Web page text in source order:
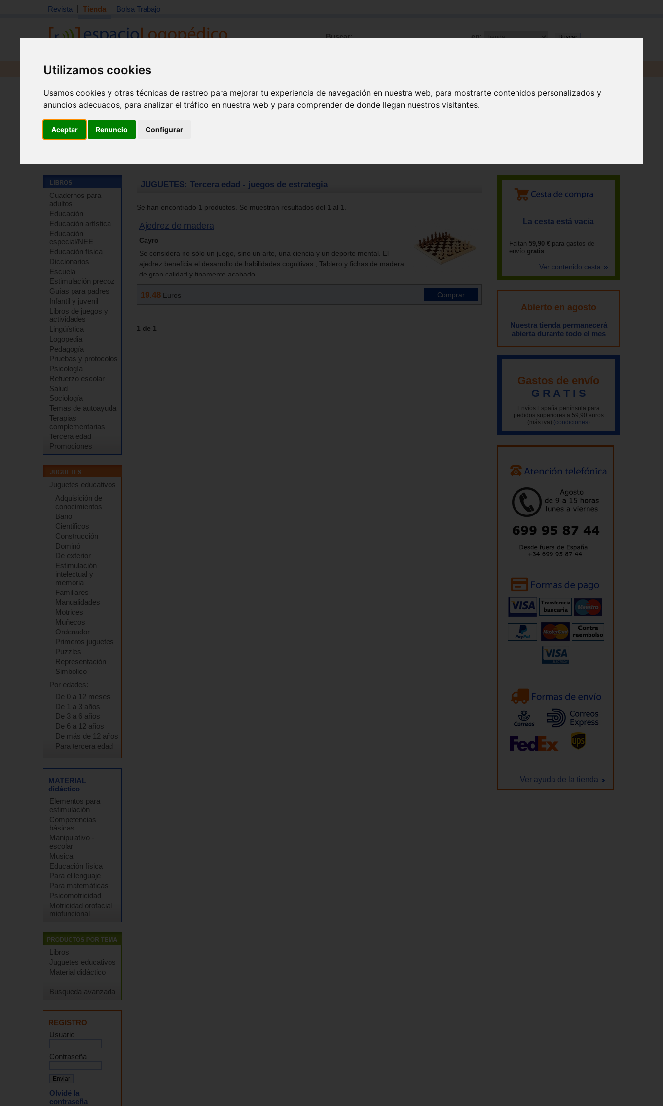
Utilizamos cookies
Usamos cookies y otras técnicas de rastreo para mejorar tu experiencia de navegación en nuestra web, para mostrarte contenidos personalizados y
anuncios adecuados, para analizar el tráfico en nuestra web y para comprender de donde llegan nuestros visitantes.
Aceptar Renuncio Configurar
Revista Tienda Bolsa Trabajo
Buscar: en:
Revista Libros Material
Cuadernos para
adultos
Educación
Educación artística
Educación
especial/NEE
Educación física
Diccionarios
Escuela
Estimulación precoz
Guías para padres
Infantil y juvenil
Libros de juegos y
actividades
Lingüística
Logopedia
Pedagogía
Pruebas y protocolos
Psicología
Refuerzo escolar
Salud
Sociología
Temas de autoayuda
Terapias
complementarias
Tercera edad
Promociones
Juguetes educativos
Adquisición de
conocimientos
Baño
Científicos
Construcción
Dominó
De exterior
Estimulación
intelectual y
memoria
Familiares
Manualidades
Motrices
Muñecos
Ordenador
Primeros juguetes
Puzzles
Representación
Simbólico
Por edades:
De 0 a 12 meses
De 1 a 3 años
De 3 a 6 años
De 6 a 12 años
De más de 12 años
Para tercera edad
MATERIAL
didáctico
Elementos para
estimulación
Competencias
básicas
Manipulativo -
escolar
Musical
Educación física
Para el lenguaje
Para matemáticas
Psicomotricidad
Motricidad orofacial
miofuncional
Libros
Juguetes educativos
Material didáctico
Busqueda avanzada
REGISTRO
Usuario
Contraseña
Olvidé la
contraseña
JUGUETES: Tercera edad - juegos de estrategia
Se han encontrado 1 productos. Se muestran resultados del 1 al 1.
Ajedrez de madera
Cayro
Se considera no sólo un juego, sino un arte, una ciencia y un deporte mental. El
ajedrez beneficia el desarrollo de habilidades cognitivas , Tablero y fichas de madera
de gran calidad y finamente acabado.
19.48 Euros
1 de 1
La cesta está vacía
Faltan 59,90 € para gastos de
envío gratis
Ver contenido cesta
Abierto en agosto
Nuestra tienda permanecerá
abierta durante todo el mes
Gastos de envío
G R A T I S
Envíos España península para
pedidos superiores a 59,90 euros
(más iva) (condiciones)
Ver ayuda de la tienda